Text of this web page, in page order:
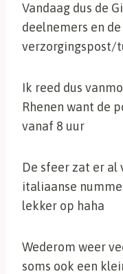
Vandaag dus de
deelnemers en
verzorgingspost/
Ik reed dus
Rhenen want de
vanaf 8 uur
De sfeer zat er
italiaanse
lekker op haha
Wederom weer
soms ook een